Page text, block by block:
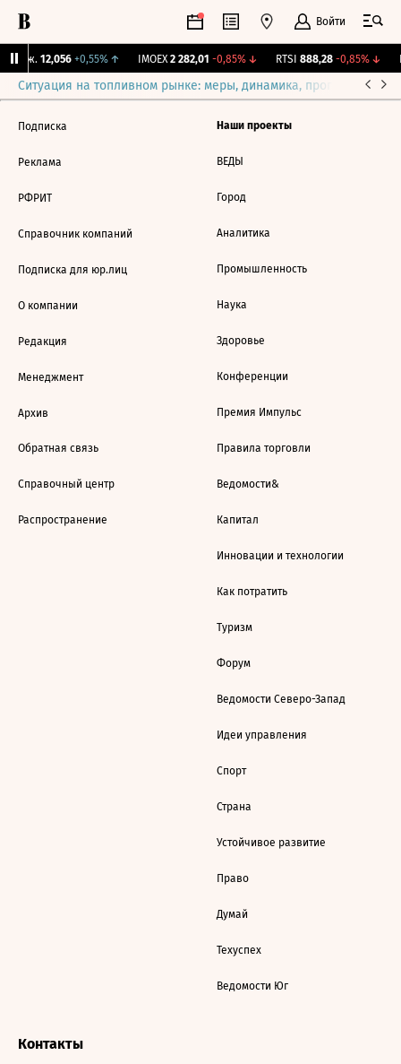
Войти
Бирж. 12,056 +0,55%↑ IMOEX 2 282,01 -0,85%↓ RTSI 888,28 -0,85%↓
Ситуация на топливном рынке: меры, динамика, прогнозы
Подписка
Реклама
РФРИТ
Справочник компаний
Подписка для юр.лиц
О компании
Редакция
Менеджмент
Архив
Обратная связь
Справочный центр
Распространение
Наши проекты
ВЕДЫ
Город
Аналитика
Промышленность
Наука
Здоровье
Конференции
Премия Импульс
Правила торговли
Ведомости&
Капитал
Инновации и технологии
Как потратить
Туризм
Форум
Ведомости Северо-Запад
Идеи управления
Спорт
Страна
Устойчивое развитие
Право
Думай
Техуспех
Ведомости Юг
Контакты